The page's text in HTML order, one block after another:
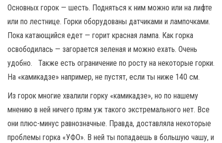
Основных горок — шесть. Подняться к ним можно или на лифте
или по лестнице. Горки оборудованы датчиками и лампочками.
Пока катающийся едет — горит красная лампа. Как горка
освободилась — загорается зеленая и можно ехать. Очень
удобно. Также есть ограничение по росту на некоторые горки.
На «камикадзе» например, не пустят, если ты ниже 140 см.
Из горок многие хвалили горку «камикадзе», но по нашему
мнению в ней ничего прям уж такого экстремального нет. Все
они плюс-минус равнозначные. Правда, доставляла некоторые
проблемы горка «УФО». В ней ты попадаешь в большую чашу, и